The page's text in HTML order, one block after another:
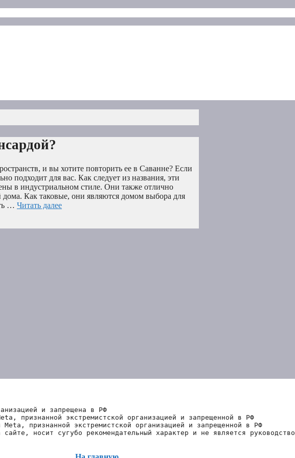
и вы хотите повторить ее в Саванне? Если
подходит для вас. Как следует из названия, эти
в индустриальном стиле. Они также отлично
Как таковые, они являются домом выбора для
… Читать далее
и запрещена в РФ
признанной экстремистской организацией и запрещенной в РФ
признанной экстремистской организацией и запрещенной в РФ
носит сугубо рекомендательный характер и не является